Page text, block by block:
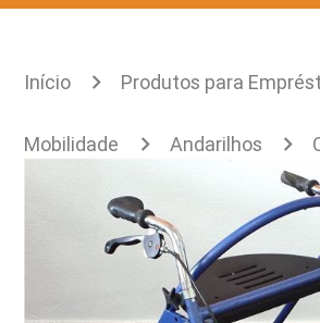
Início Produtos para
Mobilidade Andarilhos
Andarilho anterior